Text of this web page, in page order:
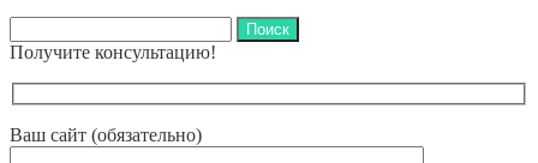
Получите консультацию!
Ваш сайт (обязательно)